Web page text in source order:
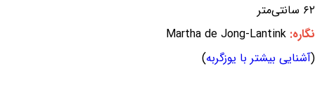
۶۲ سانتی‌متر
نگاره: Martha de Jong-Lantink
(آشنایی بیشتر با یوزگربه)